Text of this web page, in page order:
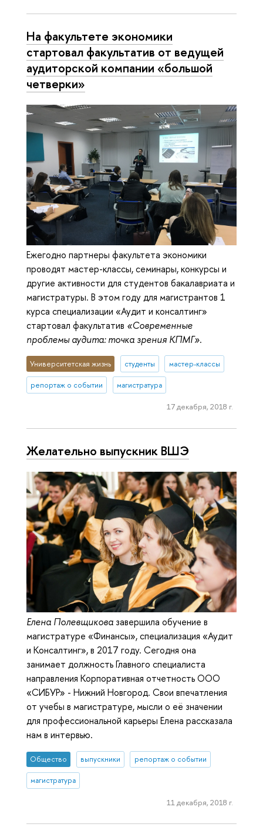
На факультете экономики
стартовал факультатив от ведущей
аудиторской компании «большой
четверки»
Ежегодно партнеры факультета экономики
проводят мастер-классы, семинары, конкурсы и
другие активности для студентов бакалавриата и
магистратуры. В этом году для магистрантов 1
курса специализации «Аудит и консалтинг»
стартовал факультатив «Современные
проблемы аудита: точка зрения КПМГ».
Университетская жизнь студенты мастер-классы
репортаж о событии магистратура
17 декабря, 2018 г.
Желательно выпускник ВШЭ
Елена Полевщикова завершила обучение в
магистратуре «Финансы», специализация «Аудит
и Консалтинг», в 2017 году. Сегодня она
занимает должность Главного специалиста
направления Корпоративная отчетность ООО
«СИБУР» - Нижний Новгород. Свои впечатления
от учебы в магистратуре, мысли о её значении
для профессиональной карьеры Елена рассказала
нам в интервью.
Общество выпускники репортаж о событии
магистратура
11 декабря, 2018 г.